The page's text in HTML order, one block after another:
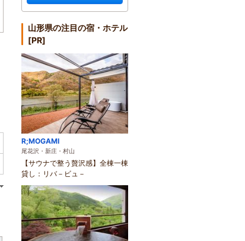
山形県の注目の宿・ホテル
[PR]
R;MOGAMI
尾花沢・新庄・村山
【サウナで整う贅沢感】全棟一棟
貸し：リバ－ビュ－